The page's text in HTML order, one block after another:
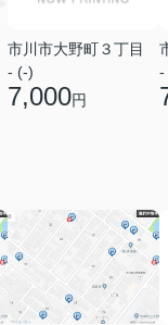
市川市大野町３丁目
- (-)
7,000円
-